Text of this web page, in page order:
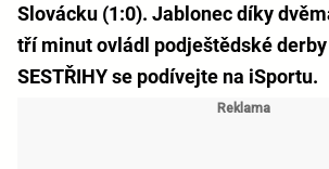
Slovácku (1:0). Jablonec díky
tří minut ovládl podještědské derby
SESTŘIHY se podívejte na iSportu.